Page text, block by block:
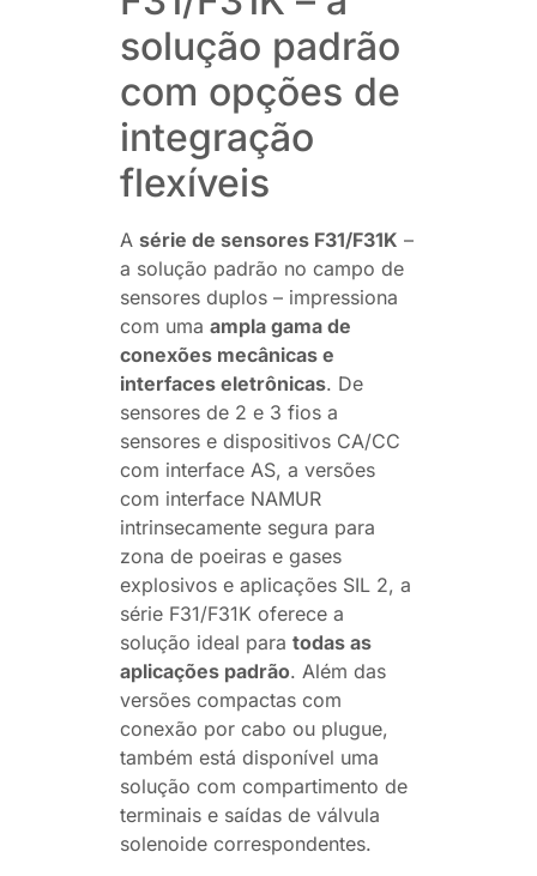
solução padrão
com opções de
integração
flexíveis
A série de sensores F31/F31K –
a solução padrão no campo de
sensores duplos – impressiona
com uma ampla gama de
conexões mecânicas e
interfaces eletrônicas. De
sensores de 2 e 3 fios a
sensores e dispositivos CA/CC
com interface AS, a versões
com interface NAMUR
intrinsecamente segura para
zona de poeiras e gases
explosivos e aplicações SIL 2, a
série F31/F31K oferece a
solução ideal para todas as
aplicações padrão. Além das
versões compactas com
conexão por cabo ou plugue,
também está disponível uma
solução com compartimento de
terminais e saídas de válvula
solenoide correspondentes.